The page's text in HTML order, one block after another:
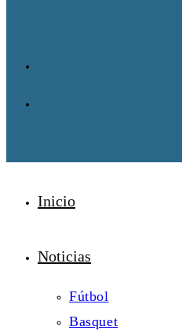
Inicio
Noticias
Fútbol
Basquet